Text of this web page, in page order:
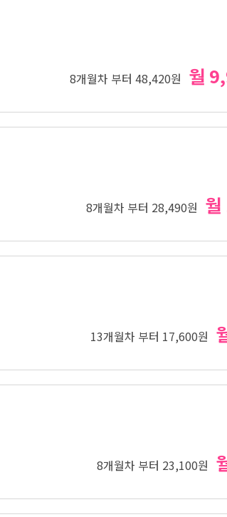
8개월차 부터 48,420원 월
8개월차 부터 28,490원
13개월차 부터 17,600원
8개월차 부터 23,100원